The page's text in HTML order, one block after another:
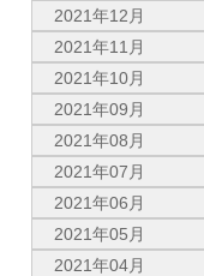
2021年12月
2021年11月
2021年10月
2021年09月
2021年08月
2021年07月
2021年06月
2021年05月
2021年04月